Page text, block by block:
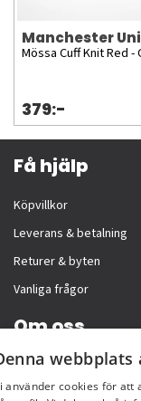
Manchester
Mössa Cuff Knit Red -
379:-
Få hjälp
Köpvillkor
Leverans & betalning
Returer & byten
Vanliga frågor
Om oss
Företagsinformation
webbplats
använder cookies för att